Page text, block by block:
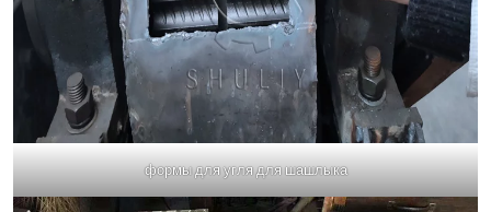
формы для угля для шашлыка